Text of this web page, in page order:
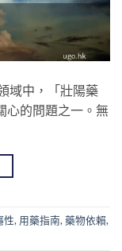
域中，「壯陽藥
心的問題之一。無
性, 用藥指南,藥物依賴,